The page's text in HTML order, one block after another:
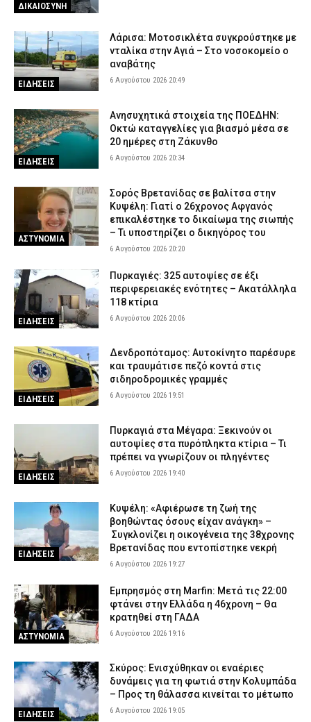
ΔΙΚΑΙΟΣΥΝΗ
ΕΙΔΗΣΕΙΣ
Λάρισα: Μοτοσικλέτα συγκρούστηκε με
νταλίκα στην Αγιά – Στο νοσοκομείο ο
αναβάτης
6 Αυγούστου 2026 20:49
ΕΙΔΗΣΕΙΣ
Ανησυχητικά στοιχεία της ΠΟΕΔΗΝ:
Οκτώ καταγγελίες για βιασμό μέσα σε
20 ημέρες στη Ζάκυνθο
6 Αυγούστου 2026 20:34
ΑΣΤΥΝΟΜΙΑ
Σορός Βρετανίδας σε βαλίτσα στην
Κυψέλη: Γιατί ο 26χρονος Αφγανός
επικαλέστηκε το δικαίωμα της σιωπής
– Τι υποστηρίζει ο δικηγόρος του
6 Αυγούστου 2026 20:20
ΕΙΔΗΣΕΙΣ
Πυρκαγιές: 325 αυτοψίες σε έξι
περιφερειακές ενότητες – Ακατάλληλα
118 κτίρια
6 Αυγούστου 2026 20:06
ΕΙΔΗΣΕΙΣ
Δενδροπόταμος: Αυτοκίνητο παρέσυρε
και τραυμάτισε πεζό κοντά στις
σιδηροδρομικές γραμμές
6 Αυγούστου 2026 19:51
ΕΙΔΗΣΕΙΣ
Πυρκαγιά στα Μέγαρα: Ξεκινούν οι
αυτοψίες στα πυρόπληκτα κτίρια – Τι
πρέπει να γνωρίζουν οι πληγέντες
6 Αυγούστου 2026 19:40
ΕΙΔΗΣΕΙΣ
Κυψέλη: «Αφιέρωσε τη ζωή της
βοηθώντας όσους είχαν ανάγκη» –
Συγκλονίζει η οικογένεια της 38χρονης
Βρετανίδας που εντοπίστηκε νεκρή
6 Αυγούστου 2026 19:27
ΑΣΤΥΝΟΜΙΑ
Εμπρησμός στη Marfin: Μετά τις 22:00
φτάνει στην Ελλάδα η 46χρονη – Θα
κρατηθεί στη ΓΑΔΑ
6 Αυγούστου 2026 19:16
ΕΙΔΗΣΕΙΣ
Σκύρος: Ενισχύθηκαν οι εναέριες
δυνάμεις για τη φωτιά στην Κολυμπάδα
– Προς τη θάλασσα κινείται το μέτωπο
6 Αυγούστου 2026 19:05